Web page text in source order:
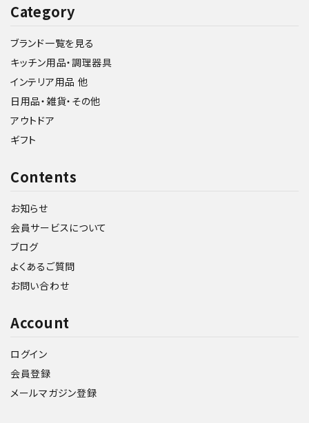
Category
ブランド一覧を見る
キッチン用品・調理器具
インテリア用品 他
日用品・雑貨・その他
アウトドア
ギフト
Contents
お知らせ
会員サービスについて
ブログ
よくあるご質問
お問い合わせ
Account
ログイン
会員登録
メールマガジン登録